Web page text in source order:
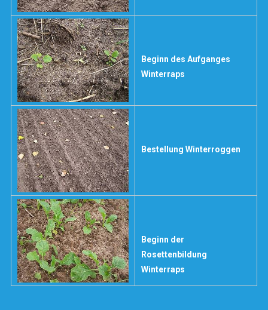
Beginn des Aufganges
Winterraps
Bestellung Winterroggen
Beginn der
Rosettenbildung
Winterraps